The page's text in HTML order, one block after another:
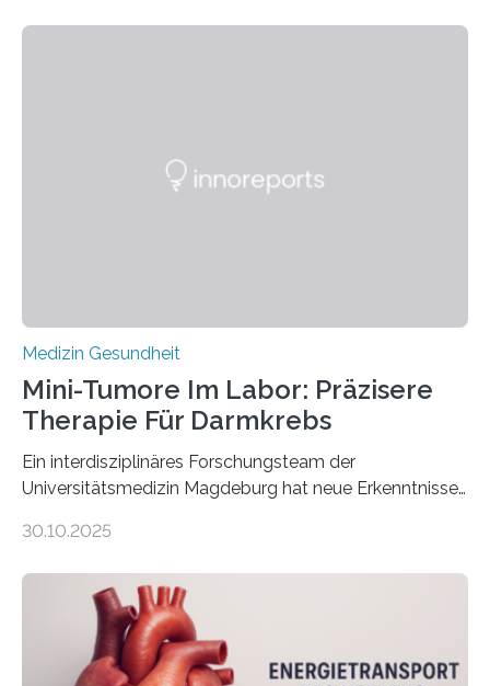
Medizin Gesundheit
Mini-Tumore Im Labor: Präzisere
Therapie Für Darmkrebs
Ein interdisziplinäres Forschungsteam der
Universitätsmedizin Magdeburg hat neue Erkenntnisse
behandelt werden kann. In ihrer aktuellen Studie,
Oncology, zeigen die Forschenden, dass Mini-Tumore
aus Gewebe von Patientinnen und Patienten –
sogenannte Organoide – genutzt werden können, um
vorab zu prüfen, welche Medikamente am besten
30.10.2025